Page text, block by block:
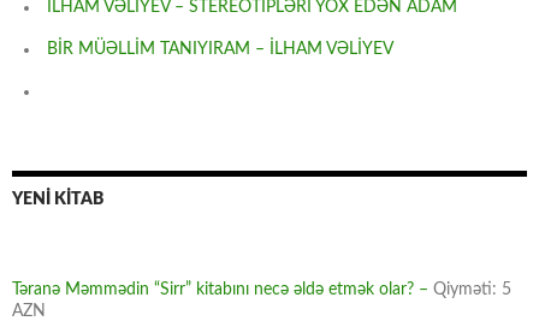
İLHAM VƏLİYEV – STEREOTİPLƏRİ YOX EDƏN ADAM
BİR MÜƏLLİM TANIYIRAM – İLHAM VƏLİYEV
YENİ KİTAB
Təranə Məmmədin “Sirr” kitabını necə əldə etmək olar? – Qiyməti: 5
AZN